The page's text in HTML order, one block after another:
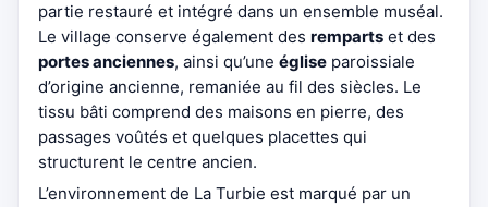
partie restauré et intégré dans un ensemble muséal.
Le village conserve également des remparts et des
portes anciennes, ainsi qu’une église paroissiale
d’origine ancienne, remaniée au fil des siècles. Le
tissu bâti comprend des maisons en pierre, des
passages voûtés et quelques placettes qui
structurent le centre ancien.
L’environnement de La Turbie est marqué par un